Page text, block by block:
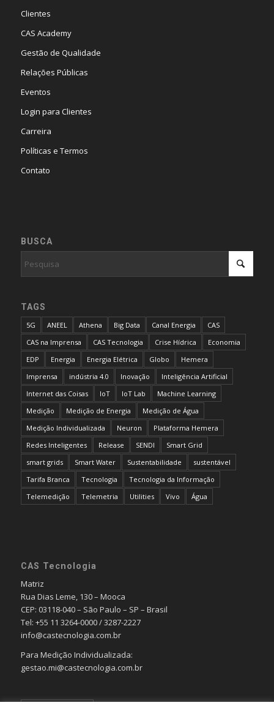
Clientes
CAS Academy
Gestão de Qualidade
Relações Públicas
Eventos
Login para Clientes
Carreira
Políticas e Termos
Contato
BUSCA
TAGS
5G ANEEL Athena Big Data Canal Energia
CAS
CAS na Imprensa
CAS Tecnologia Crise Hídrica
Economia
EDP
Energia Energia Elétrica Globo
Hemera
Imprensa
indústria 4.0 Inovação
Inteligência Artificial
Internet das Coisas
IoT IoT Lab
Machine Learning
Medição
Medição de Energia
Medição de Água
Medição Individualizada
Neuron
Plataforma Hemera
Redes Inteligentes
Release SENDI
Smart Grid
smart grids
Smart Water Sustentabilidade
sustentável
Tarifa Branca
Tecnologia
Tecnologia da Informação
Telemedição
Telemetria Utilities Vivo Água
CAS Tecnologia
Matriz
Rua Dias Leme, 130 – Mooca
CEP: 03118-040 – São Paulo – SP – Brasil
Tel: +55 11 3264-0000 / 3287-2227
info@castecnologia.com.br
Para Medição Individualizada:
gestao.mi@castecnologia.com.br